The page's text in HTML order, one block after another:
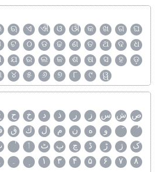
ଋ ଏ ଐ ଓ ଔ କ ଖ ଗ
ଘ
ଟ ଠ ଡ ଢ ଣ ତ ଥ ଦ
ଧ
ଯ ର ଲ ଳ ଶ ଷ ସ ହ
ଡ଼
୪ ୫ ୬ ୭ ୮ ୯ ୱ
ح خ د ذ ر ز س ش ص
ق ك ل م ن ه
و
ٲ ٹ پ چ ڈ ڑ ژ
ک
۔ ۱ ۳ ۴ ۵ ۶ ۷
۸